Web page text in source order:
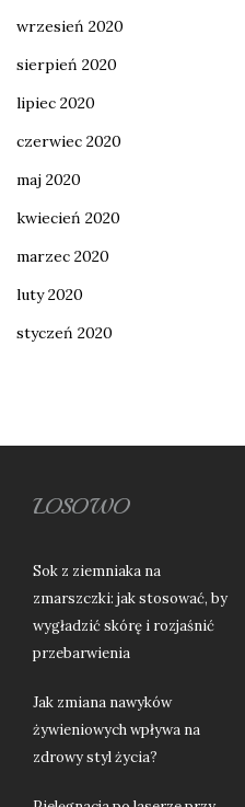
wrzesień 2020
sierpień 2020
lipiec 2020
czerwiec 2020
maj 2020
kwiecień 2020
marzec 2020
luty 2020
styczeń 2020
LOSOWO
Sok z ziemniaka na
zmarszczki: jak stosować, by
wygładzić skórę i rozjaśnić
przebarwienia
Jak zmiana nawyków
żywieniowych wpływa na
zdrowy styl życia?